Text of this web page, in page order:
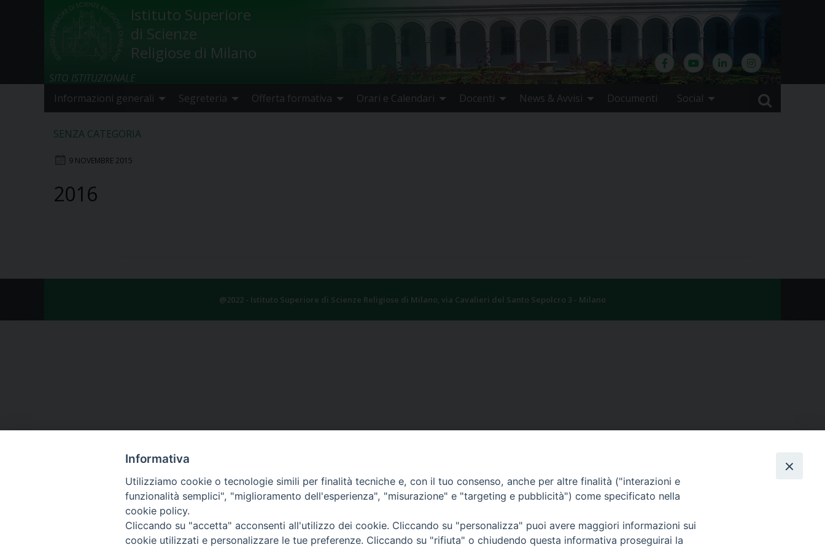
Istituto Superiore
di Scienze
Religiose di Milano
SITO ISTITUZIONALE
Informazioni generali
Segreteria Offerta formativa Orari e Calendari Docenti News & Avvisi Documenti Social
SENZA CATEGORIA
9 NOVEMBRE 2015
2016
@2022 - Istituto Superiore di Scienze Religiose di Milano, via Cavalieri del Santo Sepolcro 3 - Milano
Informativa
Utilizziamo cookie o tecnologie simili per finalità tecniche e, con il tuo consenso, anche per altre finalità ("interazioni e
funzionalità semplici", "miglioramento dell'esperienza", "misurazione" e "targeting e pubblicità") come specificato nella
cookie policy.
Cliccando su "accetta" acconsenti all'utilizzo dei cookie. Cliccando su "personalizza" puoi avere maggiori informazioni sui
cookie utilizzati e personalizzare le tue preferenze. Cliccando su "rifiuta" o chiudendo questa informativa proseguirai la